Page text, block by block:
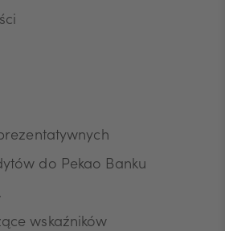
do Pekao Banku
wskaźników